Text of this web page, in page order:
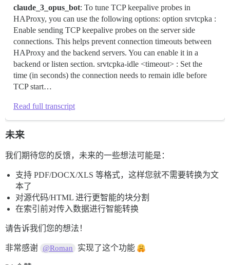
claude_3_opus_bot: To tune TCP keepalive probes in
HAProxy, you can use the following options: option srvtcpka :
Enable sending TCP keepalive probes on the server side
connections. This helps prevent connection timeouts between
HAProxy and the backend servers. You can enable it in a
backend or listen section. srvtcpka-idle <timeout> : Set the
time (in seconds) the connection needs to remain idle before
TCP start…
Read full transcript
未来
我们期待您的反馈，未来的一些想法可能是：
支持 PDF/DOCX/XLS 等格式，这样您就不需要转换为文
本了
对源代码/HTML 进行更智能的块分割
在索引前对传入数据进行智能转换
请告诉我们您的想法！
非常感谢 @Roman 实现了这个功能